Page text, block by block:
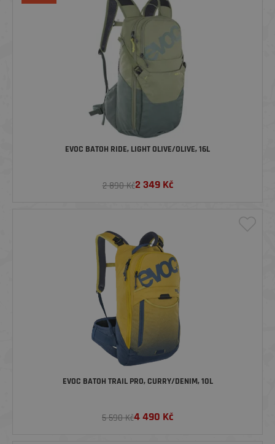
EVOC BATOH RIDE, LIGHT OLIVE/OLIVE, 16L
2 890 Kč2 349Kč
EVOC BATOH TRAIL PRO, CURRY/DENIM, 10L
5 590 Kč4 490 Kč